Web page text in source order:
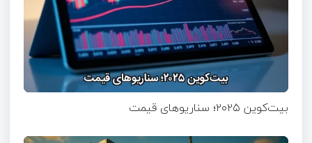
بیت‌کوین ۲۰۲۵؛ سناریوهای قیمت